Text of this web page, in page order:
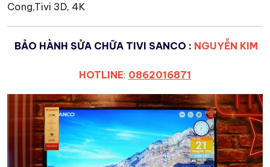
Cong,Tivi 3D, 4K
BẢO HÀNH SỬA CHỮA TIVI SANCO : NGUYỄN KIM
HOTLINE: 0862016871